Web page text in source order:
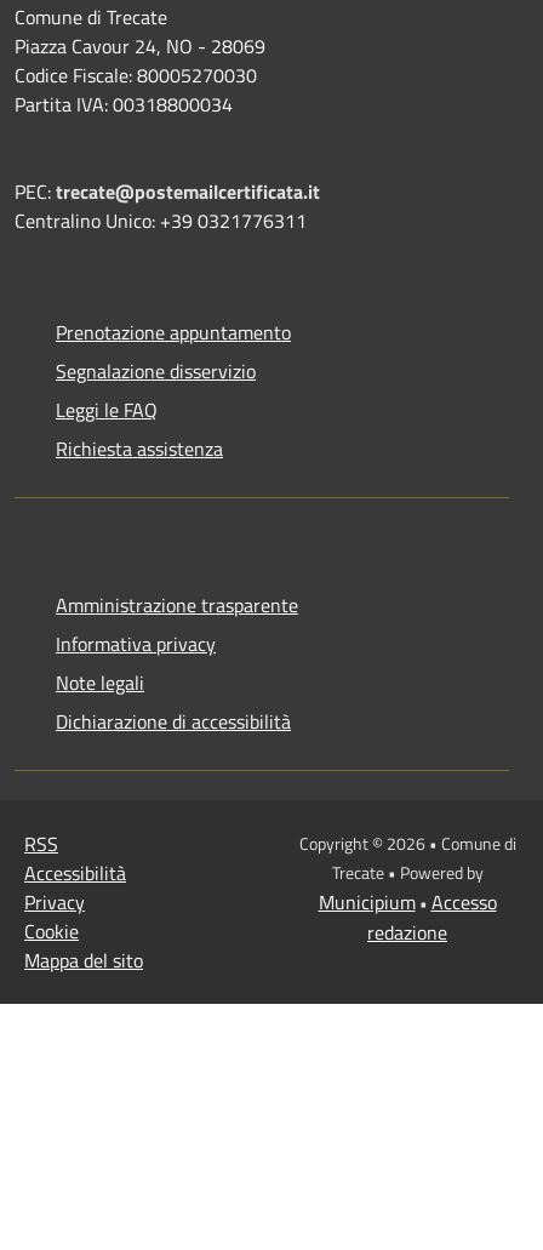
Comune di Trecate
Piazza Cavour 24, NO - 28069
Codice Fiscale: 80005270030
Partita IVA: 00318800034
PEC:trecate@postemailcertificata.it
Centralino Unico: +39 0321776311
Prenotazione appuntamento
Segnalazione disservizio
Leggi le FAQ
Richiesta assistenza
Amministrazione trasparente
Informativa privacy
Note legali
Dichiarazione di accessibilità
RSS
Accessibilità
Privacy
Cookie
Mappa del sito
Copyright © 2026 • Comune di
Trecate • Powered by
Municipium• Accesso
redazione